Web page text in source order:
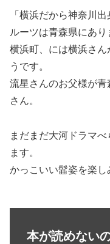
「横浜だから神奈川
ルーツは青森県にあり
横浜町、には横浜さ
うです。
流星さんのお父様が
さん。
まだまだ大河ドラマ
ます。
かっこいい髷姿を楽し
本が読めない